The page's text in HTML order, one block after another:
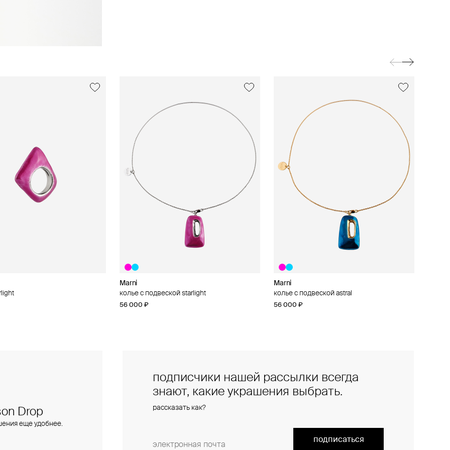
Marni
колье с подвеской starlight
56 000 ₽
Marni
колье с подвеской astral
56 000 ₽
Marni
брелок «шоппер» marni
46 000 ₽
подписчики нашей рассылки всегда
знают, какие украшения выбрать.
рассказать как?
подписаться
Drop
еще удобнее.